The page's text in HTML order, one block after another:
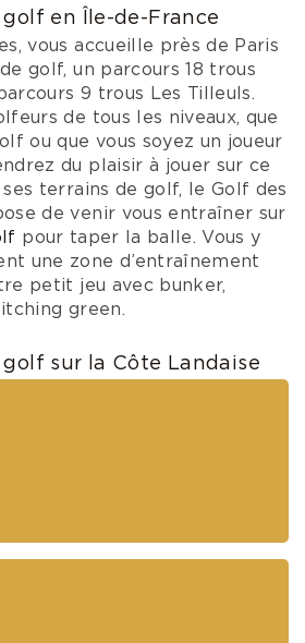
en Île-de-France
vous accueille près de Paris
golf, un parcours 18 trous
9 trous Les Tilleuls.
de tous les niveaux, que
ou que vous soyez un joueur
du plaisir à jouer sur ce
terrains de golf, le Golf des
de venir vous entraîner sur
pour taper la balle. Vous y
une zone d’entraînement
petit jeu avec bunker,
green.
sur la Côte Landaise